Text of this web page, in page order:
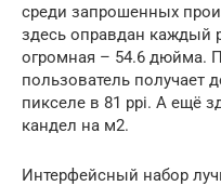
среди запрошенных
здесь оправдан каждый
огромная – 54.6 дюйма.
пользователь получает
пикселе в 81 ppi. А ещё
кандел на м2.
Интерфейсный набор